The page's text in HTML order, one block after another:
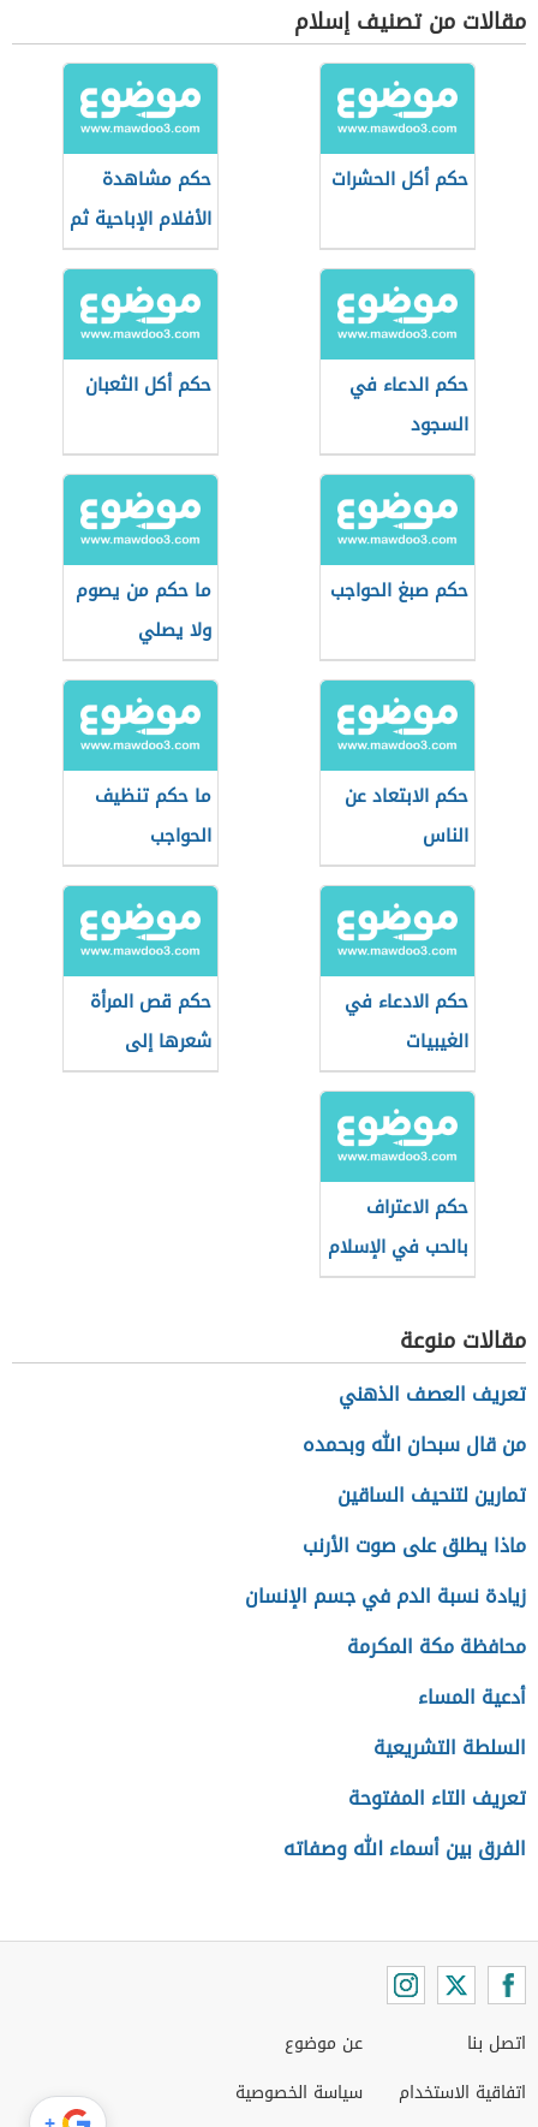
مقالات من تصنيف إسلام
حكم أكل الحشرات
حكم مشاهدة
الأفلام الإباحية ثم
الاستغفار
حكم الدعاء في
السجود
حكم أكل الثعبان
حكم صبغ الحواجب
ما حكم من يصوم
ولا يصلي
حكم الابتعاد عن
الناس
ما حكم تنظيف
الحواجب
حكم الادعاء في
الغيبيات
حكم قص المرأة
شعرها إلى
الأذنين
حكم الاعتراف
بالحب في الإسلام
مقالات منوعة
تعريف العصف الذهني
من قال سبحان الله وبحمده
تمارين لتنحيف الساقين
ماذا يطلق على صوت الأرنب
زيادة نسبة الدم في جسم الإنسان
محافظة مكة المكرمة
أدعية المساء
السلطة التشريعية
تعريف التاء المفتوحة
الفرق بين أسماء الله وصفاته
اتصل بنا
اتفاقية الاستخدام
عن موضوع
سياسة الخصوصية